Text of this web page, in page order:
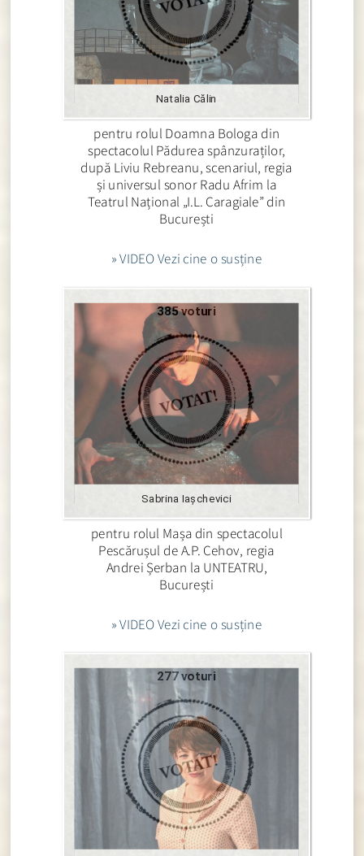
Natalia Călin
pentru rolul Doamna Bologa din
spectacolul Pădurea spânzuraților,
după Liviu Rebreanu, scenariul, regia
și universul sonor Radu Afrim la
Teatrul Național „I.L. Caragiale” din
București
» VIDEO Vezi cine o susține
Sabrina Iașchevici
385 voturi
pentru rolul Mașa din spectacolul
Pescărușul de A.P. Cehov, regia
Andrei Șerban la UNTEATRU,
București
» VIDEO Vezi cine o susține
277 voturi